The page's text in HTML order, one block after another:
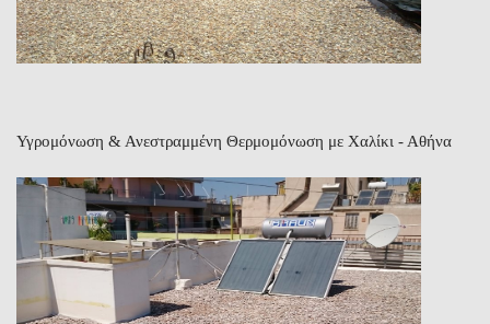
Υγρομόνωση & Ανεστραμμένη Θερμομόνωση με Χαλίκι - Αθήνα